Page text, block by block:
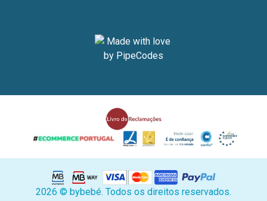
2026 © bybebé. Todos os direitos reservados.